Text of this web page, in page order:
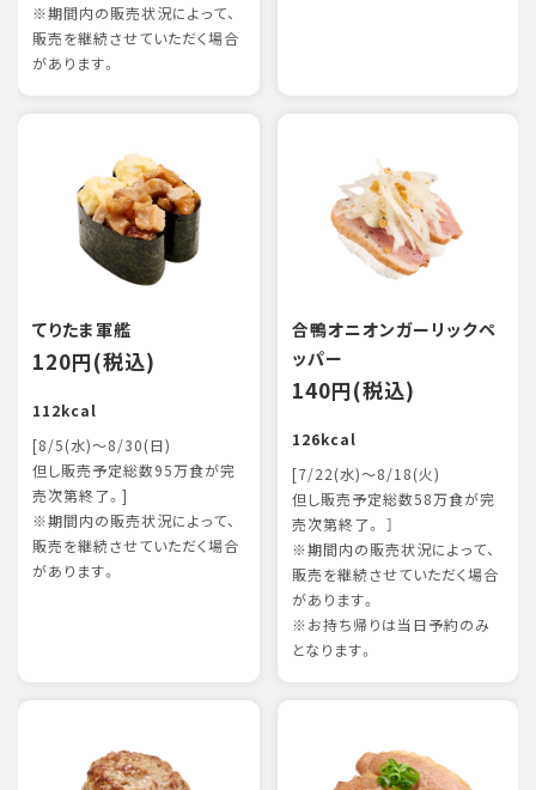
※期間内の販売状況によって、
販売を継続させていただく場合
があります。
てりたま軍艦
120円(税込)
112kcal
[8/5(水)～8/30(日)
但し販売予定総数95万食が完
売次第終了。]
※期間内の販売状況によって、
販売を継続させていただく場合
があります。
合鴨オニオンガーリックペ
ッパー
140円(税込)
126kcal
[7/22(水)～8/18(火)
但し販売予定総数58万食が完
売次第終了。 ］
※期間内の販売状況によって、
販売を継続させていただく場合
があります。
※お持ち帰りは当日予約のみ
となります。